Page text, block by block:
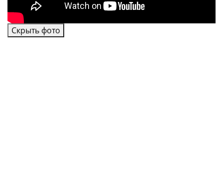
Скрыть фото